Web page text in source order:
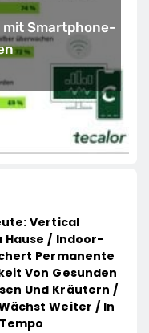
mit Smartphone-
Vertical
Hause / Indoor-
Permanente
Von Gesunden
Und Kräutern /
Weiter / In